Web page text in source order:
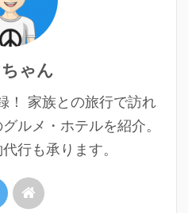
ゃん
！ 家族との旅行で訪れ
ルメ・ホテルを紹介。
行も承ります。